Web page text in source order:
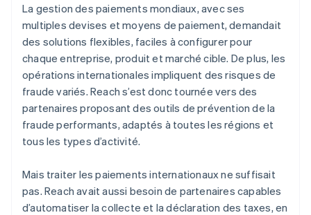
La gestion des paiements mondiaux, avec ses
multiples devises et moyens de paiement, demandait
des solutions flexibles, faciles à configurer pour
chaque entreprise, produit et marché cible. De plus, les
opérations internationales impliquent des risques de
fraude variés. Reach s’est donc tournée vers des
partenaires proposant des outils de prévention de la
fraude performants, adaptés à toutes les régions et
tous les types d’activité.
Mais traiter les paiements internationaux ne suffisait
pas. Reach avait aussi besoin de partenaires capables
d’automatiser la collecte et la déclaration des taxes, en